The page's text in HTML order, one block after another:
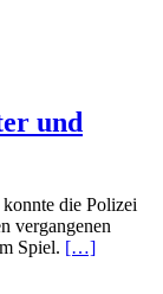
und
die Polizei
vergangenen
Spiel. […]